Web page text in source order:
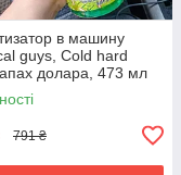
в машину
guys, Cold hard
долара, 473 мл
791 ₴